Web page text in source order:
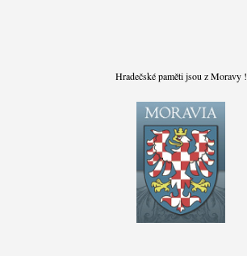
Hradečské paměti jsou z Moravy !